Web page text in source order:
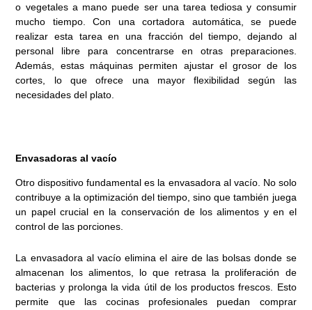
o vegetales a mano puede ser una tarea tediosa y consumir
mucho tiempo. Con una cortadora automática, se puede
realizar esta tarea en una fracción del tiempo, dejando al
personal libre para concentrarse en otras preparaciones.
Además, estas máquinas permiten ajustar el grosor de los
cortes, lo que ofrece una mayor flexibilidad según las
necesidades del plato.
Envasadoras al vacío
Otro dispositivo fundamental es la envasadora al vacío. No solo
contribuye a la optimización del tiempo, sino que también juega
un papel crucial en la conservación de los alimentos y en el
control de las porciones.
La envasadora al vacío elimina el aire de las bolsas donde se
almacenan los alimentos, lo que retrasa la proliferación de
bacterias y prolonga la vida útil de los productos frescos. Esto
permite que las cocinas profesionales puedan comprar